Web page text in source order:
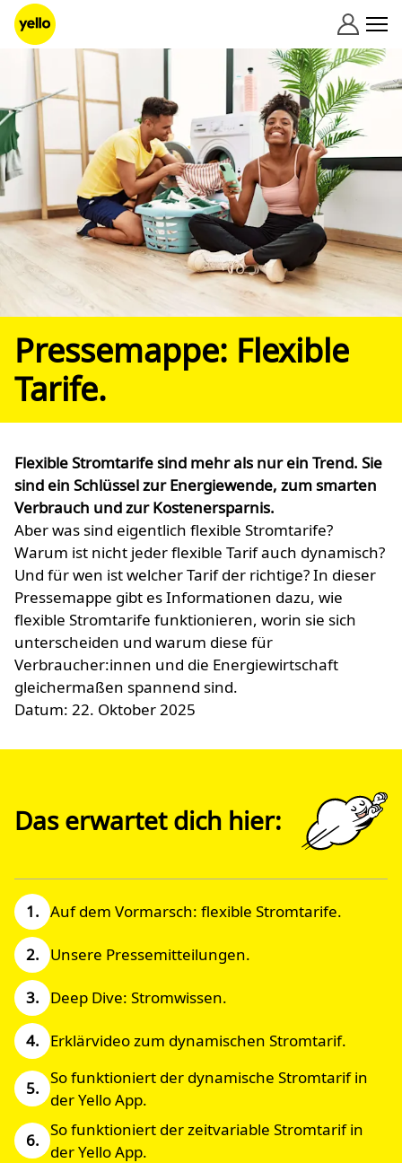
Zum Inhalt springen
Pressemappe: Flexible
Tarife.
Flexible Stromtarife sind mehr als nur ein Trend. Sie
sind ein Schlüssel zur Energiewende, zum smarten
Verbrauch und zur Kostenersparnis.
Aber was sind eigentlich flexible Stromtarife?
Warum ist nicht jeder flexible Tarif auch dynamisch?
Und für wen ist welcher Tarif der richtige? In dieser
Pressemappe gibt es Informationen dazu, wie
flexible Stromtarife funktionieren, worin sie sich
unterscheiden und warum diese für
Verbraucher:innen und die Energiewirtschaft
gleichermaßen spannend sind.
Datum: 22. Oktober 2025
Das erwartet dich hier:
Auf dem Vormarsch: flexible Stromtarife.
Unsere Pressemitteilungen.
Deep Dive: Stromwissen.
Erklärvideo zum dynamischen Stromtarif.
So funktioniert der dynamische Stromtarif in
der Yello App.
So funktioniert der zeitvariable Stromtarif in
der Yello App.